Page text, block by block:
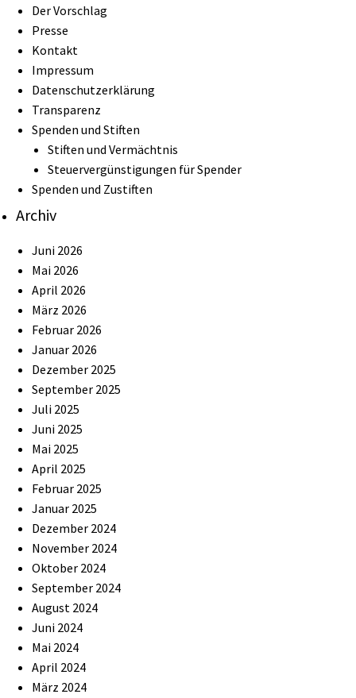
Der Vorschlag
Presse
Kontakt
Impressum
Datenschutzerklärung
Transparenz
Spenden und Stiften
Stiften und Vermächtnis
Steuervergünstigungen für Spender
Spenden und Zustiften
Archiv
Juni 2026
Mai 2026
April 2026
März 2026
Februar 2026
Januar 2026
Dezember 2025
September 2025
Juli 2025
Juni 2025
Mai 2025
April 2025
Februar 2025
Januar 2025
Dezember 2024
November 2024
Oktober 2024
September 2024
August 2024
Juni 2024
Mai 2024
April 2024
März 2024